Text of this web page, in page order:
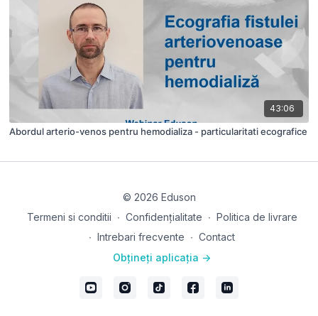
43:06
Abordul arterio-venos pentru hemodializa - particularitati ecografice
© 2026 Eduson
Termeni si conditii ∙ Confidențialitate ∙ Politica de livrare
∙ Intrebari frecvente ∙ Contact
Obțineți aplicația ->